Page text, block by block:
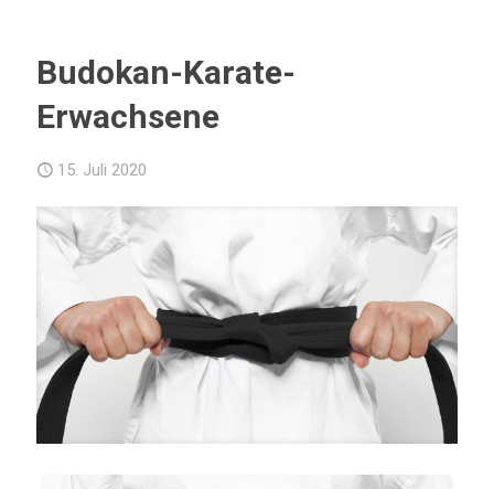
Budokan-Karate-
Erwachsene
15. Juli 2020